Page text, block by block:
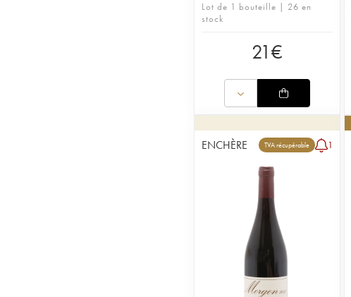
Lot de 1 bouteille | 26 en
stock
21€
ENCHÈRE TVA récupérable 1